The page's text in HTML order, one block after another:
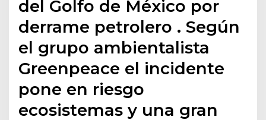
del Golfo de México por
derrame petrolero . Según
el grupo ambientalista
Greenpeace el incidente
pone en riesgo
ecosistemas y una gran